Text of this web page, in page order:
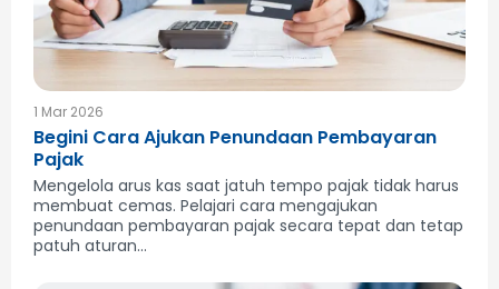
1 Mar 2026
Begini Cara Ajukan Penundaan Pembayaran
Pajak
Mengelola arus kas saat jatuh tempo pajak tidak harus
membuat cemas. Pelajari cara mengajukan
penundaan pembayaran pajak secara tepat dan tetap
patuh aturan...